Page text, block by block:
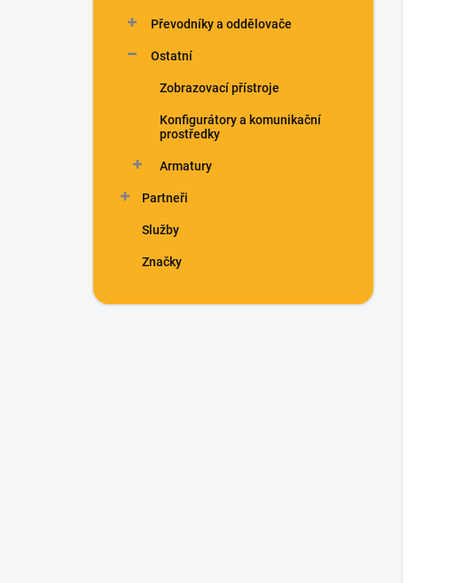
Převodníky a oddělovače
Ostatní
Zobrazovací přístroje
Konfigurátory a komunikační
prostředky
Armatury
Partneři
Služby
Značky